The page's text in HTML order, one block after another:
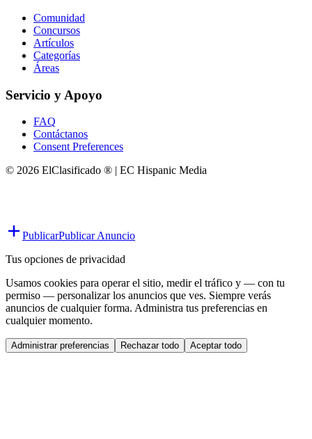
Comunidad
Concursos
Artículos
Categorías
Áreas
Servicio y Apoyo
FAQ
Contáctanos
Consent Preferences
© 2026 ElClasificado ® | EC Hispanic Media
PublicarPublicar Anuncio
Tus opciones de privacidad
Usamos cookies para operar el sitio, medir el tráfico y — con tu
permiso — personalizar los anuncios que ves. Siempre verás
anuncios de cualquier forma. Administra tus preferencias en
cualquier momento.
Administrar preferencias Rechazar todo Aceptar todo